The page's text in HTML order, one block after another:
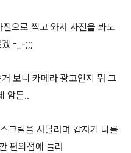
으로 찍고 와서 사진을 봐도
겠 -_-;;;
보니 카메라 광고인지 뭐 그
암튼..
크림을 사달라며 갑자기 나를
편의점에 들러